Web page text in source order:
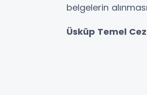
belgelerin
Üsküp Temel